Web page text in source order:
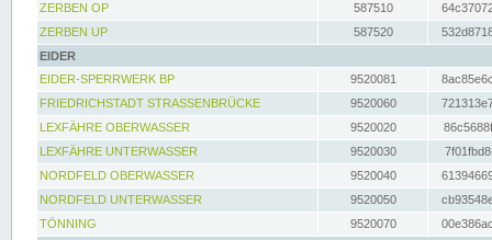
ZERBEN OP
587510
ZERBEN UP
587520
EIDER
EIDER-SPERRWERK BP
9520081
FRIEDRICHSTADT STRASSENBRÜCKE
9520060
LEXFÄHRE OBERWASSER
9520020
LEXFÄHRE UNTERWASSER
9520030
NORDFELD OBERWASSER
9520040
NORDFELD UNTERWASSER
9520050
TÖNNING
9520070